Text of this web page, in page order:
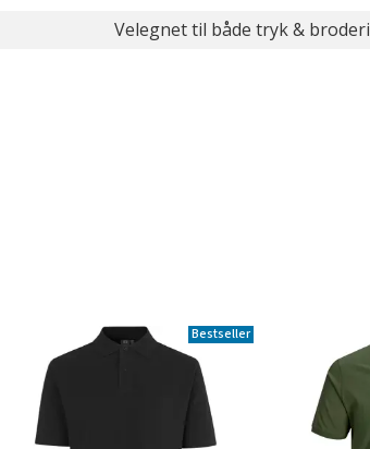
Velegnet til både tryk & broderi
Bestseller